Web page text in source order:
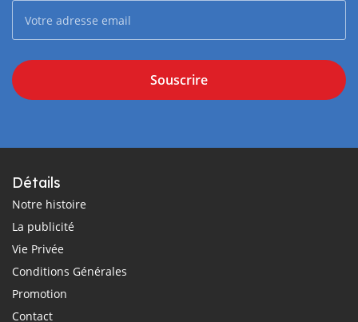
Souscrire
Détails
Notre histoire
La publicité
Vie Privée
Conditions Générales
Promotion
Contact